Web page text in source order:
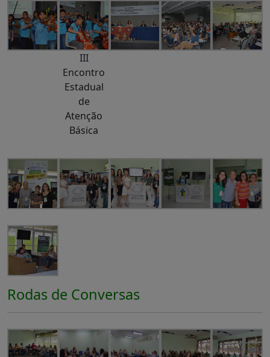
III
Encontro
Estadual
de
Atenção
Básica
Rodas de Conversas